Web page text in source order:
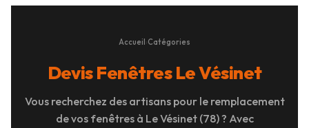
Accueil Catégories
Devis Fenêtres Le Vésinet
Vous recherchez des artisans pour le remplacement
de vos fenêtres à Le Vésinet (78) ? Avec